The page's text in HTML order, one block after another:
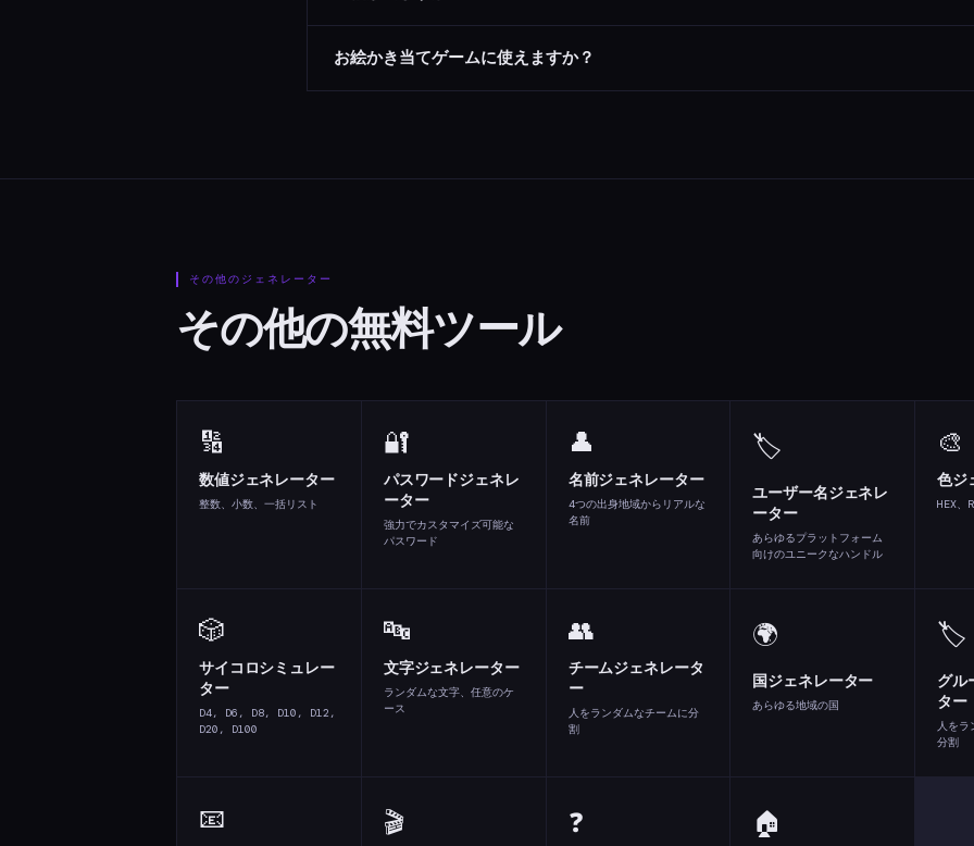
お絵かき当てゲームに使えますか？
その他のジェネレーター
その他の無料ツール
🔢
数値ジェネレーター
整数、小数、一括リスト
🔐
パスワードジェネレ
ーター
強力でカスタマイズ可能な
パスワード
👤
名前ジェネレーター
4つの出身地域からリアルな
名前
🏷️
ユーザー名ジェネレ
ーター
あらゆるプラットフォーム
向けのユニークなハンドル
🎨
色ジ
HEX、
🎲
サイコロシミュレー
ター
D4, D6, D8, D10, D12,
D20, D100
🔤
文字ジェネレーター
ランダムな文字、任意のケ
ース
👥
チームジェネレータ
ー
人をランダムなチームに分
割
🌍
国ジェネレーター
あらゆる地域の国
🏷️
グル
ター
人をラ
分割
📧 🎬 ❓ 🏠